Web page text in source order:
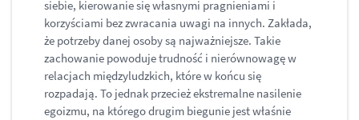
siebie, kierowanie się własnymi pragnieniami i
korzyściami bez zwracania uwagi na innych. Zakłada,
że potrzeby danej osoby są najważniejsze. Takie
zachowanie powoduje trudność i nierównowagę w
relacjach międzyludzkich, które w końcu się
rozpadają. To jednak przecież ekstremalne nasilenie
egoizmu, na którego drugim biegunie jest właśnie